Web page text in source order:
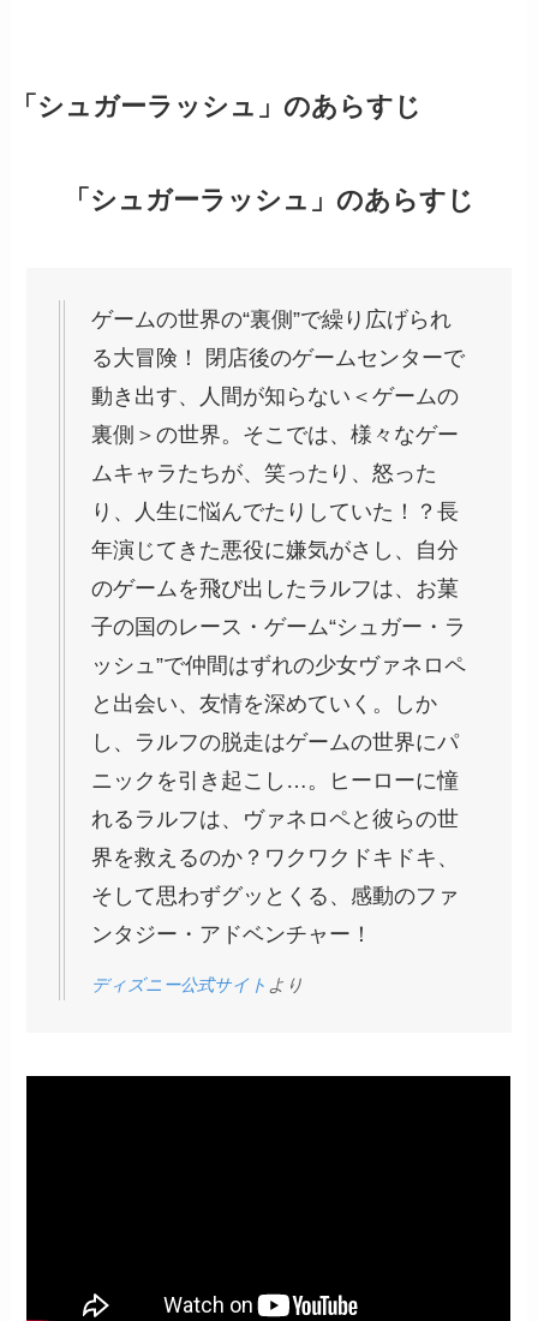
「シュガーラッシュ」のあらすじ
「シュガーラッシュ」のあらすじ
ゲームの世界の“裏側”で繰り広げられ
る大冒険！ 閉店後のゲームセンターで
動き出す、人間が知らない＜ゲームの
裏側＞の世界。そこでは、様々なゲー
ムキャラたちが、笑ったり、怒った
り、人生に悩んでたりしていた！？長
年演じてきた悪役に嫌気がさし、自分
のゲームを飛び出したラルフは、お菓
子の国のレース・ゲーム“シュガー・ラ
ッシュ”で仲間はずれの少女ヴァネロペ
と出会い、友情を深めていく。しか
し、ラルフの脱走はゲームの世界にパ
ニックを引き起こし…。ヒーローに憧
れるラルフは、ヴァネロペと彼らの世
界を救えるのか？ワクワクドキドキ、
そして思わずグッとくる、感動のファ
ンタジー・アドベンチャー！
ディズニー公式サイト より